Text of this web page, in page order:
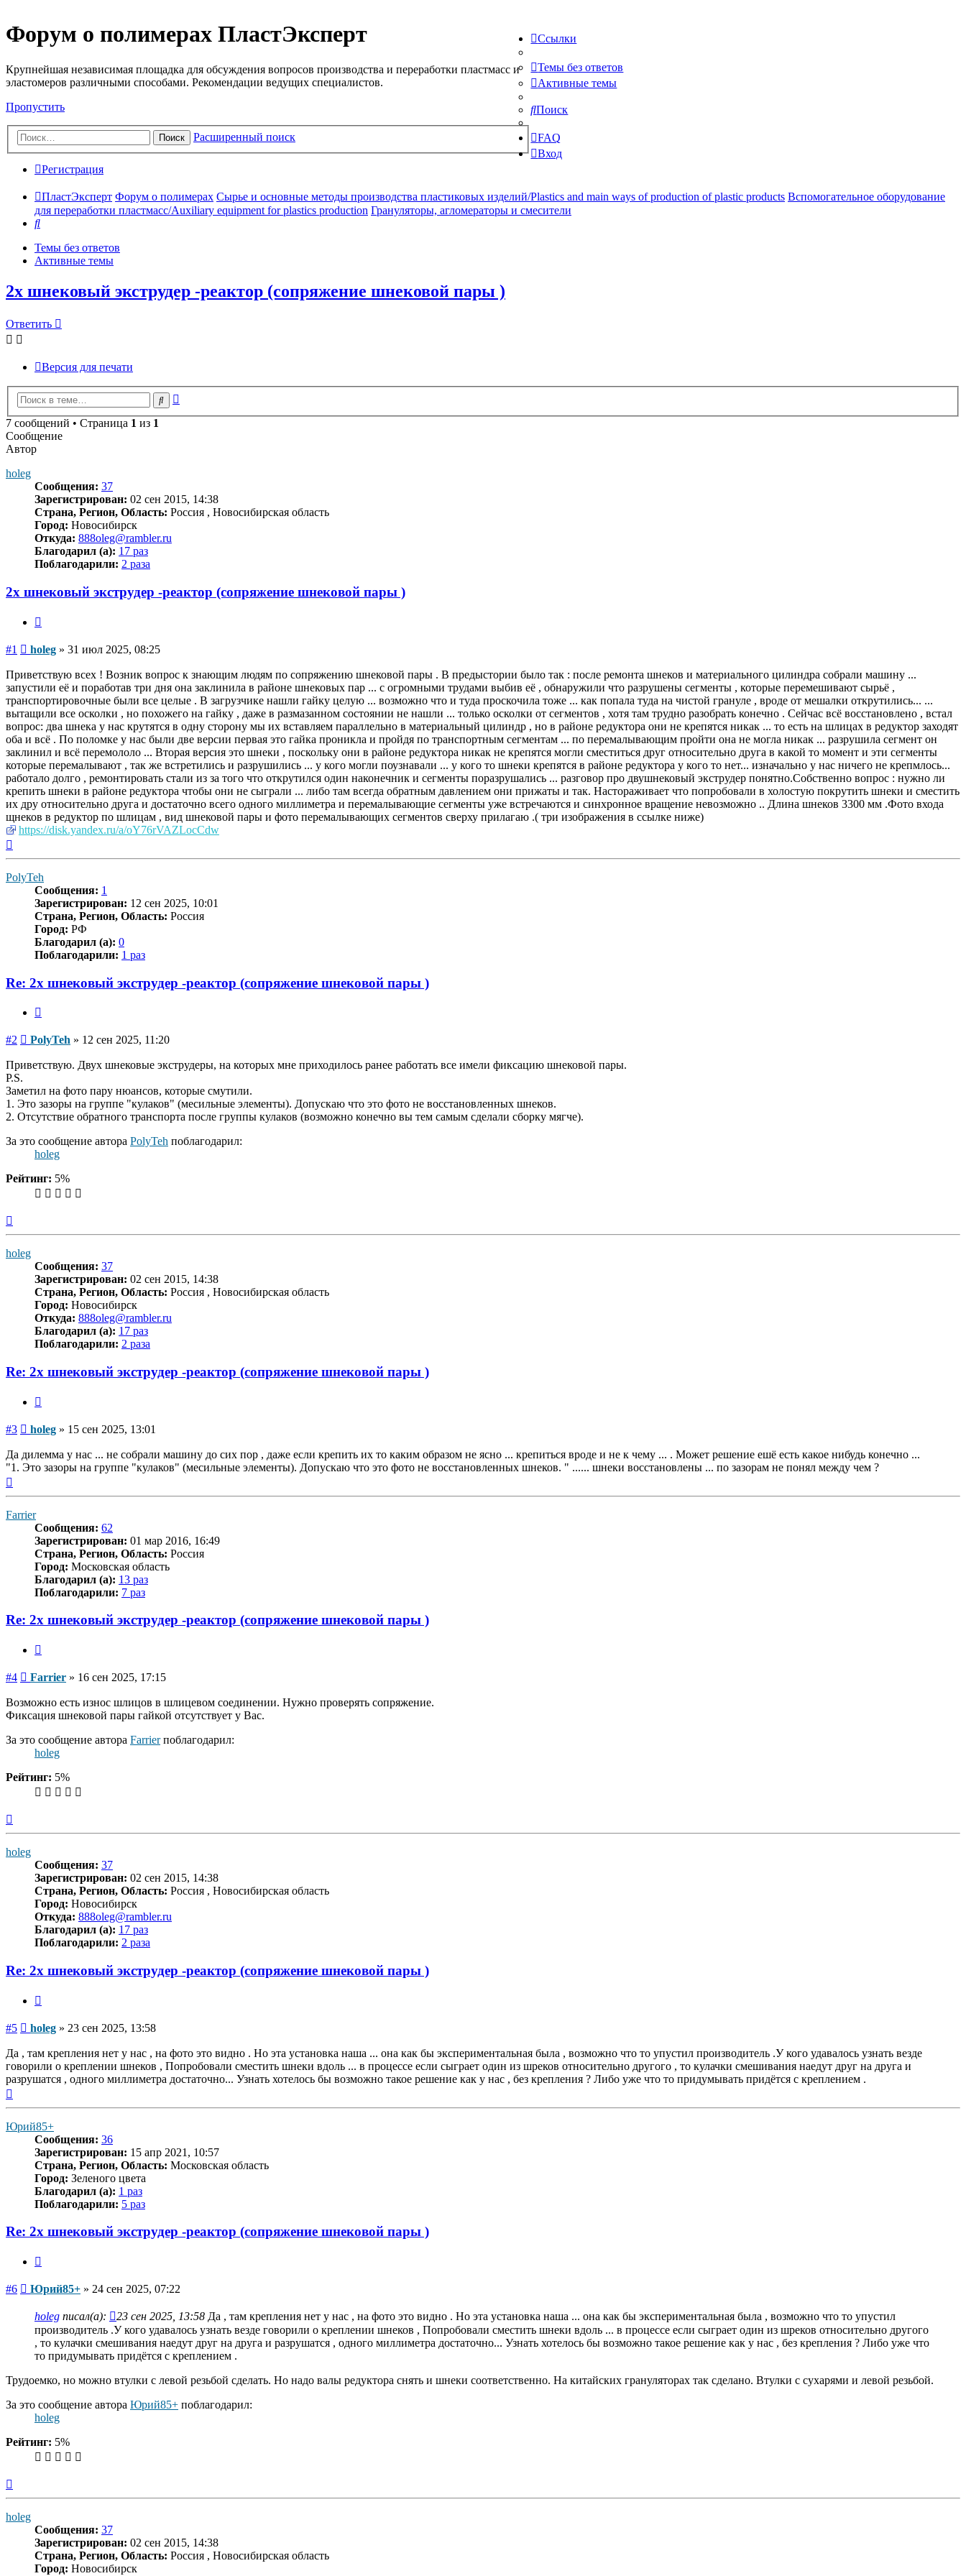
Форум о полимерах ПластЭксперт
Крупнейшая независимая площадка для обсуждения вопросов производства и переработки пластмасс и
эластомеров различными способами. Рекомендации ведущих специалистов.
Пропустить
Поиск Расширенный поиск
Ссылки
Темы без ответов
Активные темы
Поиск
FAQ
Вход
Регистрация
ПластЭксперт Форум о полимерах Сырье и основные методы производства пластиковых изделий/Plastics and main ways of production of plastic products Вспомогательное оборудование
для переработки пластмасс/Auxiliary equipment for plastics production Грануляторы, агломераторы и смесители
Поиск
Темы без ответов
Активные темы
2х шнековый экструдер -реактор (сопряжение шнековой пары )
Ответить
Версия для печати
Поиск
7 сообщений • Страница 1 из 1
Сообщение
Автор
holeg
Сообщения: 37
Зарегистрирован: 02 сен 2015, 14:38
Страна, Регион, Область: Россия , Новосибирская область
Город: Новосибирск
Откуда: 888oleg@rambler.ru
Благодарил (а): 17 раз
Поблагодарили: 2 раза
2х шнековый экструдер -реактор (сопряжение шнековой пары )
#1 Сообщение
holeg » 31 июл 2025, 08:25
Приветствую всех ! Возник вопрос к знающим людям по сопряжению шнековой пары . В предыстории было так : после ремонта шнеков и материального цилиндра собрали машину ...
запустили её и поработав три дня она заклинила в районе шнековых пар ... с огромными трудами выбив её , обнаружили что разрушены сегменты , которые перемешивают сырьё ,
транспортировочные были все целые . В загрузчике нашли гайку целую ... возможно что и туда проскочила тоже ... как попала туда на чистой грануле , вроде от мешалки открутились... ...
вытащили все осколки , но похожего на гайку , даже в размазанном состоянии не нашли ... только осколки от сегментов , хотя там трудно разобрать конечно . Сейчас всё восстановлено , встал
вопрос: два шнека у нас крутятся в одну сторону мы их вставляем параллельно в материальный цилиндр , но в районе редуктора они не крепятся никак ... то есть на шлицах в редуктор заходят
оба и всё . По поломке у нас были две версии первая это гайка проникла и пройдя по транспортным сегментам ... по перемалывающим пройти она не могла никак ... разрушила сегмент он
заклинил и всё перемололо ... Вторая версия это шнеки , поскольку они в районе редуктора никак не крепятся могли сместиться друг относительно друга в какой то момент и эти сегменты
которые перемалывают , так же встретились и разрушились ... у кого могли поузнавали ... у кого то шнеки крепятся в районе редуктора у кого то нет... изначально у нас ничего не крепмлось...
работало долго , ремонтировать стали из за того что открутился один наконечник и сегменты поразрушались ... разговор про двушнековый экструдер понятно.Собственно вопрос : нужно ли
крепить шнеки в районе редуктора чтобы они не сыграли ... либо там всегда обратным давлением они прижаты и так. Настораживает что попробовали в холостую покрутить шнеки и сместить
их дру относительно друга и достаточно всего одного миллиметра и перемалывающие сегменты уже встречаются и синхронное вращение невозможно .. Длина шнеков 3300 мм .Фото входа
щнеков в редуктор по шлицам , вид шнековой пары и фото перемалывающих сегментов сверху прилагаю .( три изображения в ссылке ниже)
https://disk.yandex.ru/a/oY76rVAZLocCdw
PolyTeh
Сообщения: 1
Зарегистрирован: 12 сен 2025, 10:01
Страна, Регион, Область: Россия
Город: РФ
Благодарил (а): 0
Поблагодарили: 1 раз
Re: 2х шнековый экструдер -реактор (сопряжение шнековой пары )
#2 Сообщение
PolyTeh » 12 сен 2025, 11:20
Приветствую. Двух шнековые экструдеры, на которых мне приходилось ранее работать все имели фиксацию шнековой пары.
P.S.
Заметил на фото пару нюансов, которые смутили.
1. Это зазоры на группе "кулаков" (месильные элементы). Допускаю что это фото не восстановленных шнеков.
2. Отсутствие обратного транспорта после группы кулаков (возможно конечно вы тем самым сделали сборку мягче).
За это сообщение автора PolyTeh поблагодарил:
holeg
Рейтинг: 5%
holeg
Сообщения: 37
Зарегистрирован: 02 сен 2015, 14:38
Страна, Регион, Область: Россия , Новосибирская область
Город: Новосибирск
Откуда: 888oleg@rambler.ru
Благодарил (а): 17 раз
Поблагодарили: 2 раза
Re: 2х шнековый экструдер -реактор (сопряжение шнековой пары )
#3 Сообщение
holeg » 15 сен 2025, 13:01
Да дилемма у нас ... не собрали машину до сих пор , даже если крепить их то каким образом не ясно ... крепиться вроде и не к чему ... . Может решение ешё есть какое нибудь конечно ...
"1. Это зазоры на группе "кулаков" (месильные элементы). Допускаю что это фото не восстановленных шнеков. " ...... шнеки восстановлены ... по зазорам не понял между чем ?
Farrier
Сообщения: 62
Зарегистрирован: 01 мар 2016, 16:49
Страна, Регион, Область: Россия
Город: Московская область
Благодарил (а): 13 раз
Поблагодарили: 7 раз
Re: 2х шнековый экструдер -реактор (сопряжение шнековой пары )
#4 Сообщение
Farrier » 16 сен 2025, 17:15
Возможно есть износ шлицов в шлицевом соединении. Нужно проверять сопряжение.
Фиксация шнековой пары гайкой отсутствует у Вас.
За это сообщение автора Farrierпоблагодарил:
holeg
Рейтинг: 5%
holeg
Сообщения: 37
Зарегистрирован: 02 сен 2015, 14:38
Страна, Регион, Область: Россия , Новосибирская область
Город: Новосибирск
Откуда: 888oleg@rambler.ru
Благодарил (а): 17 раз
Поблагодарили: 2 раза
Re: 2х шнековый экструдер -реактор (сопряжение шнековой пары )
#5 Сообщение
holeg » 23 сен 2025, 13:58
Да , там крепления нет у нас , на фото это видно . Но эта установка наша ... она как бы экспериментальная была , возможно что то упустил производитель .У кого удавалось узнать везде
говорили о креплении шнеков , Попробовали сместить шнеки вдоль ... в процессе если сыграет один из шреков относительно другого , то кулачки смешивания наедут друг на друга и
разрушатся , одного миллиметра достаточно... Узнать хотелось бы возможно такое решение как у нас , без крепления ? Либо уже что то придумывать придётся с креплением .
Юрий85+
Сообщения: 36
Зарегистрирован: 15 апр 2021, 10:57
Страна, Регион, Область: Московская область
Город: Зеленого цвета
Благодарил (а): 1 раз
Поблагодарили: 5 раз
Re: 2х шнековый экструдер -реактор (сопряжение шнековой пары )
#6 Сообщение
Юрий85+ » 24 сен 2025, 07:22
holeg писал(а): 23 сен 2025, 13:58 Да , там крепления нет у нас , на фото это видно . Но эта установка наша ... она как бы экспериментальная была , возможно что то упустил
производитель .У кого удавалось узнать везде говорили о креплении шнеков , Попробовали сместить шнеки вдоль ... в процессе если сыграет один из шреков относительно другого
, то кулачки смешивания наедут друг на друга и разрушатся , одного миллиметра достаточно... Узнать хотелось бы возможно такое решение как у нас , без крепления ? Либо уже что
то придумывать придётся с креплением .
Трудоемко, но можно втулки с левой резьбой сделать. Но надо валы редуктора снять и шнеки соответственно. На китайских грануляторах так сделано. Втулки с сухарями и левой резьбой.
За это сообщение автора Юрий85+ поблагодарил:
holeg
Рейтинг: 5%
holeg
Сообщения: 37
Зарегистрирован: 02 сен 2015, 14:38
Страна, Регион, Область: Россия , Новосибирская область
Город: Новосибирск